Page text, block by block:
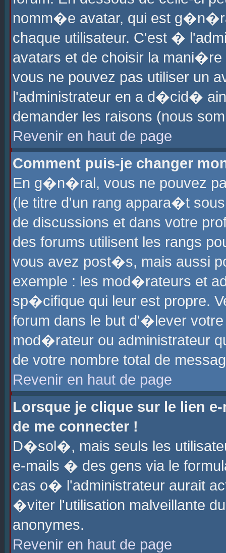
nomm�e avatar, qui est
chaque utilisateur. C'est �
avatars et de choisir la
vous ne pouvez pas utiliser un
l'administrateur en a d�cid�
demander les raisons (nous
Revenir en haut de page
Comment puis-je changer
En g�n�ral, vous ne pouvez
(le titre d'un rang appara�t
de discussions et dans votre
des forums utilisent les rangs
vous avez post�s, mais aussi
exemple : les mod�rateurs et
sp�cifique qui leur est propre.
forum dans le but d'�lever
mod�rateur ou administrateur
de votre nombre total de
Revenir en haut de page
Lorsque je clique sur le lien
de me connecter !
D�sol�, mais seuls les
e-mails � des gens via le
cas o� l'administrateur aurait
�viter l'utilisation malveillante
anonymes.
Revenir en haut de page